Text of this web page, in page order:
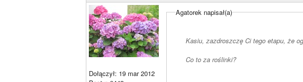
Dołączył: 19 mar 2012
Agatorek napisał(a)
Kasiu, zazdroszczę Ci tego etapu, że
Co to za roślinki?